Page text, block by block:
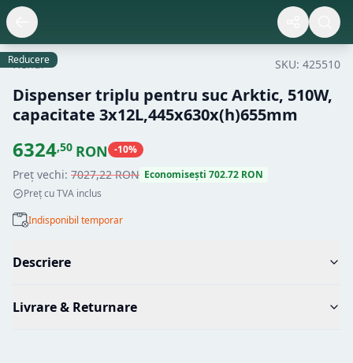
Reducere
Hendi SKU: 425510
Dispenser triplu pentru suc Arktic, 510W,
capacitate 3x12L,445x630x(h)655mm
6324,50 RON -10%
Preț vechi: 7027,22RON Economisești 702.72 RON
Preț cu TVA inclus
Indisponibil temporar
Descriere
Livrare & Returnare